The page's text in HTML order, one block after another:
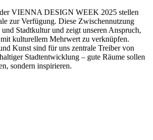
VIENNA DESIGN WEEK 2025 stellen
zur Verfügung. Diese Zwischennutzung
Stadtkultur und zeigt unseren Anspruch,
kulturellem Mehrwert zu verknüpfen.
Kunst sind für uns zentrale Treiber von
Stadtentwicklung – gute Räume sollen
sondern inspirieren.